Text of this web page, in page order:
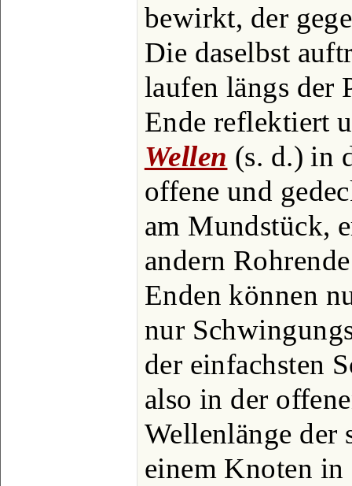
bewirkt, der
Die daselbst
laufen längs der
Ende reflektiert
Wellen (s. d.) in
offene und
am Mundstück,
andern
Enden können
nur
der einfachsten
also in der
Wellenlänge der
einem Knoten